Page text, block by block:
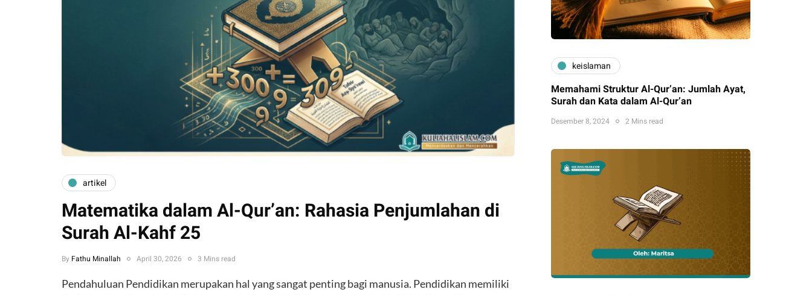
artikel
Matematika dalam Al-Qur’an: Rahasia Penjumlahan di
Surah Al-Kahf 25
By Fathu Minallah April 30, 2026 3 Mins read
Pendahuluan ​Pendidikan merupakan hal yang sangat penting bagi manusia. Pendidikan memiliki
keislaman
Memahami Struktur Al-Qur’an: Jumlah Ayat,
Surah dan Kata dalam Al-Qur’an
Desember 8, 2024 2 Mins read